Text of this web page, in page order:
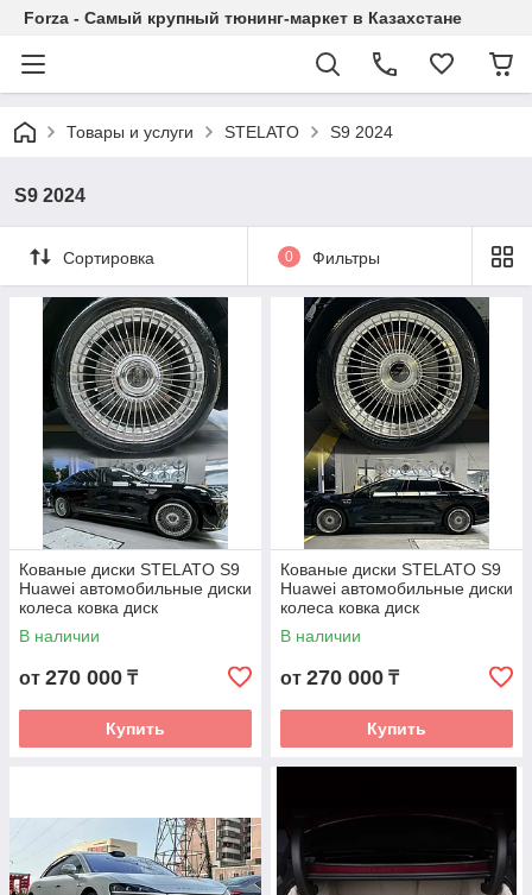
Forza - Самый крупный тюнинг-маркет в Казахстане
Товары и услуги STELATO S9 2024
S9 2024
Сортировка 0 Фильтры
Кованые диски STELATO S9
Huawei автомобильные диски
колеса ковка диск
В наличии
от 270 000 ₸
Купить
Кованые диски STELATO S9
Huawei автомобильные диски
колеса ковка диск
В наличии
от 270 000 ₸
Купить